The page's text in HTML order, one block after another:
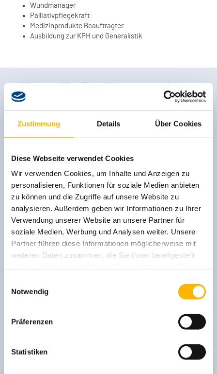
Zustimmung Details Über Cookies
Diese Webseite verwendet Cookies
Wir verwenden Cookies, um Inhalte und Anzeigen zu
personalisieren, Funktionen für soziale Medien anbieten
zu können und die Zugriffe auf unsere Website zu
analysieren. Außerdem geben wir Informationen zu Ihrer
Verwendung unserer Website an unsere Partner für
soziale Medien, Werbung und Analysen weiter. Unsere
Partner führen diese Informationen möglicherweise mit
weiteren Daten zusammen, die Sie ihnen bereitgestellt
Notwendig
Präferenzen
Statistiken
Wundmanager
Palliativpflegekraft
Medizinprodukte Beauftragter
Ausbildung zur KPH und Generalistik
Aktuelle Stellenangebote
(m/w/d)
Gesundheits- & Krankenpflegehelfer /
Altenpflegehelfer (m/w/d)
m&i-Fachklinik Ichenhausen Neu
m&i-Fachklinik Ichenhausen Neu
Weaning / Neurologische
m&i-Fachklinik Ichenhausen Neu